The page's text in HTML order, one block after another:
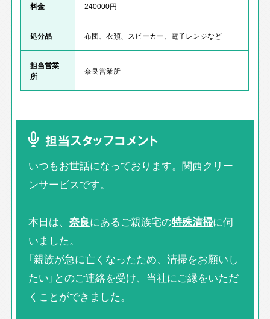
料金 240000円
処分品 布団、衣類、スピーカー、電子レンジなど
担当営業
所
奈良営業所
担当スタッフコメント
いつもお世話になっております。関西クリー
ンサービスです。
本日は、 奈良にあるご親族宅の特殊清掃に伺
いました。
「親族が急に亡くなったため、清掃をお願いし
たい」とのご連絡を受け、当社にご縁をいただ
くことができました。